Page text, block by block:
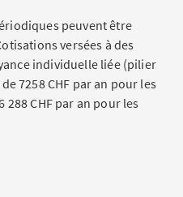
peuvent être
versées à des
individuelle liée (pilier
7258 CHF par an pour les
288 CHF par an pour les